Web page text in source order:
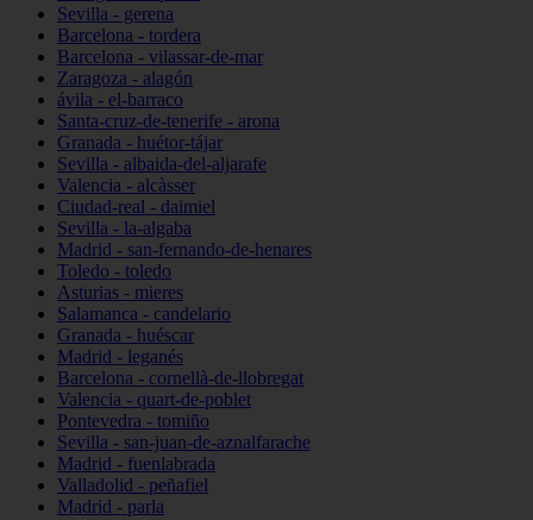
Sevilla - gerena
Barcelona - tordera
Barcelona - vilassar-de-mar
Zaragoza - alagón
ávila - el-barraco
Santa-cruz-de-tenerife - arona
Granada - huétor-tájar
Sevilla - albaida-del-aljarafe
Valencia - alcàsser
Ciudad-real - daimiel
Sevilla - la-algaba
Madrid - san-fernando-de-henares
Toledo - toledo
Asturias - mieres
Salamanca - candelario
Granada - huéscar
Madrid - leganés
Barcelona - cornellà-de-llobregat
Valencia - quart-de-poblet
Pontevedra - tomiño
Sevilla - san-juan-de-aznalfarache
Madrid - fuenlabrada
Valladolid - peñafiel
Madrid - parla